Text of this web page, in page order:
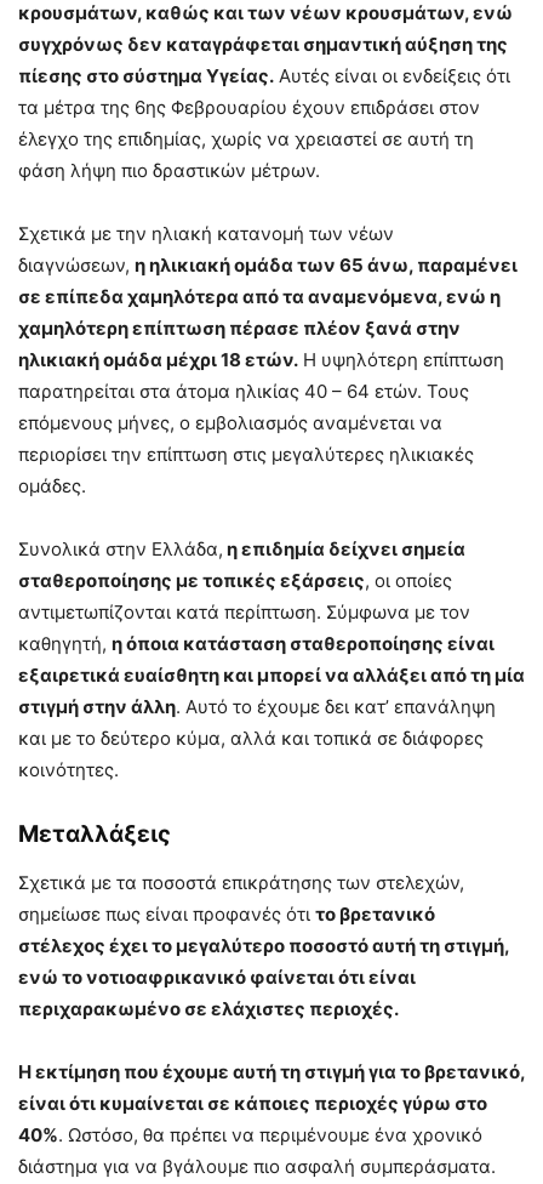
κρουσμάτων, καθώς και των νέων κρουσμάτων, ενώ
συγχρόνως δεν καταγράφεται σημαντική αύξηση της
πίεσης στο σύστημα Υγείας. Αυτές είναι οι ενδείξεις ότι
τα μέτρα της 6ης Φεβρουαρίου έχουν επιδράσει στον
έλεγχο της επιδημίας, χωρίς να χρειαστεί σε αυτή τη
φάση λήψη πιο δραστικών μέτρων.
Σχετικά με την ηλιακή κατανομή των νέων
διαγνώσεων, η ηλικιακή ομάδα των 65 άνω, παραμένει
σε επίπεδα χαμηλότερα από τα αναμενόμενα, ενώ η
χαμηλότερη επίπτωση πέρασε πλέον ξανά στην
ηλικιακή ομάδα μέχρι 18 ετών. Η υψηλότερη επίπτωση
παρατηρείται στα άτομα ηλικίας 40 – 64 ετών. Τους
επόμενους μήνες, ο εμβολιασμός αναμένεται να
περιορίσει την επίπτωση στις μεγαλύτερες ηλικιακές
ομάδες.
Συνολικά στην Ελλάδα, η επιδημία δείχνει σημεία
σταθεροποίησης με τοπικές εξάρσεις, οι οποίες
αντιμετωπίζονται κατά περίπτωση. Σύμφωνα με τον
καθηγητή, η όποια κατάσταση σταθεροποίησης είναι
εξαιρετικά ευαίσθητη και μπορεί να αλλάξει από τη μία
στιγμή στην άλλη. Αυτό το έχουμε δει κατ’ επανάληψη
και με το δεύτερο κύμα, αλλά και τοπικά σε διάφορες
κοινότητες.
Μεταλλάξεις
Σχετικά με τα ποσοστά επικράτησης των στελεχών,
σημείωσε πως είναι προφανές ότι το βρετανικό
στέλεχος έχει το μεγαλύτερο ποσοστό αυτή τη στιγμή,
ενώ το νοτιοαφρικανικό φαίνεται ότι είναι
περιχαρακωμένο σε ελάχιστες περιοχές.
Η εκτίμηση που έχουμε αυτή τη στιγμή για το βρετανικό,
είναι ότι κυμαίνεται σε κάποιες περιοχές γύρω στο
40%. Ωστόσο, θα πρέπει να περιμένουμε ένα χρονικό
διάστημα για να βγάλουμε πιο ασφαλή συμπεράσματα.